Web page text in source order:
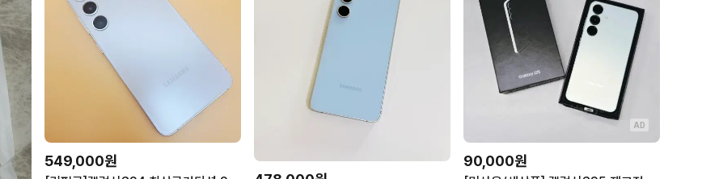
549,000원
AD
90,000원